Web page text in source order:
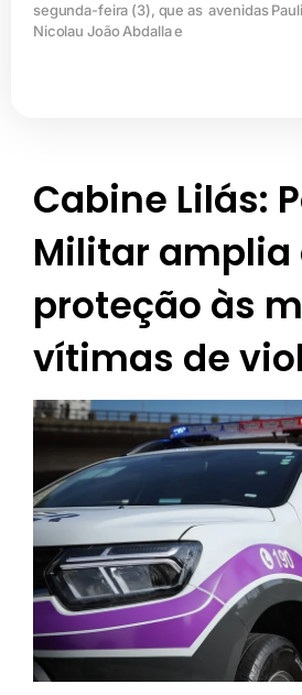
segunda-feira (3), que as avenidas
Nicolau João Abdalla e
Cabine Lilás:
Militar amplia
proteção às
vítimas de